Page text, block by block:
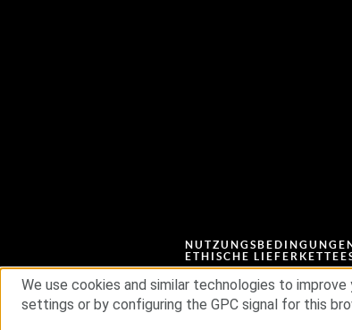
ETHISCHE LIEFERKETTE
We use cookies and similar technologies to
settings or by configuring the GPC signal for this